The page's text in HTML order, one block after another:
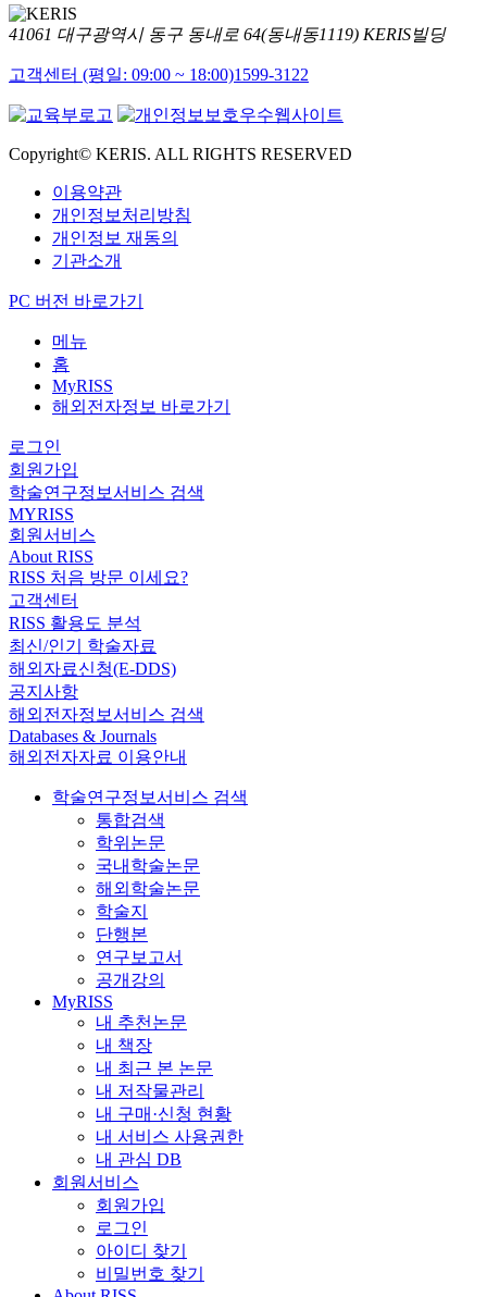
41061 대구광역시 동구 동내로 64(동내동1119) KERIS빌딩
고객센터 (평일: 09:00 ~ 18:00)1599-3122
Copyright© KERIS. ALL RIGHTS RESERVED
이용약관
개인정보처리방침
개인정보 재동의
기관소개
PC 버전 바로가기
메뉴
홈
MyRISS
해외전자정보 바로가기
로그인
회원가입
학술연구정보서비스 검색
MYRISS
회원서비스
About RISS
RISS 처음 방문 이세요?
고객센터
RISS 활용도 분석
최신/인기 학술자료
해외자료신청(E-DDS)
공지사항
해외전자정보서비스 검색
Databases & Journals
해외전자자료 이용안내
학술연구정보서비스 검색
통합검색
학위논문
국내학술논문
해외학술논문
학술지
단행본
연구보고서
공개강의
MyRISS
내 추천논문
내 책장
내 최근 본 논문
내 저작물관리
내 구매·신청 현황
내 서비스 사용권한
내 관심 DB
회원서비스
회원가입
로그인
아이디 찾기
비밀번호 찾기